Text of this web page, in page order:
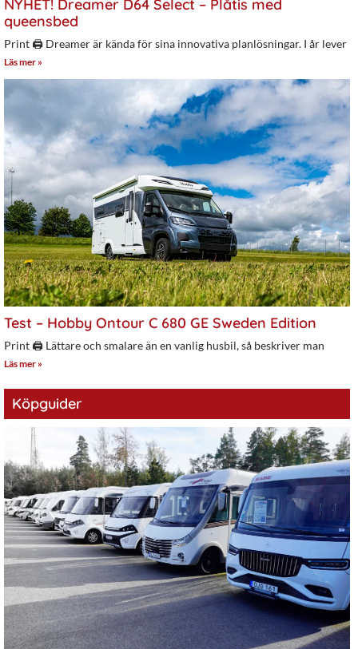
NYHET! Dreamer D64 Select – Plåtis med
queensbed
Print 🖨 Dreamer är kända för sina innovativa planlösningar. I år lever
Läs mer »
Test – Hobby Ontour C 680 GE Sweden Edition
Print 🖨 Lättare och smalare än en vanlig husbil, så beskriver man
Läs mer »
Köpguider